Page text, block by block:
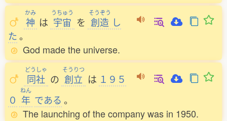
かみ
神 は
うちゅう
宇宙 を
そうぞう
創造 し
た。
God made the universe.
どうしゃ
同社 の
そうりつ
創立 は １９５
０
ねん
年 である 。
The launching of the company was in 1950.